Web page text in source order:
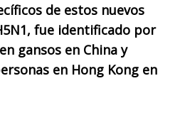
de estos nuevos
fue identificado por
gansos en China y
en Hong Kong en